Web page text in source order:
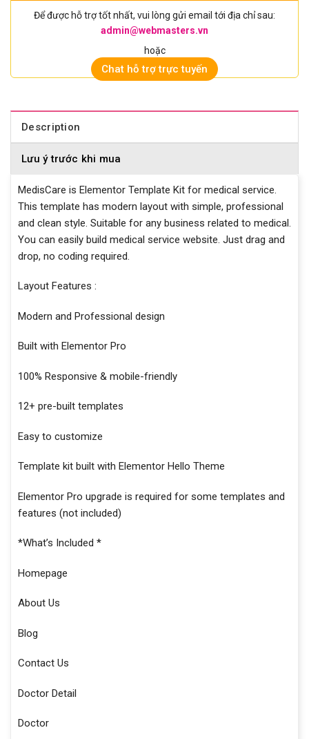
Để được hỗ trợ tốt nhất, vui lòng gửi email tới địa chỉ sau:
admin@webmasters.vn
hoặc
Chat hỗ trợ trực tuyến
Description
Lưu ý trước khi mua
MedisCare is Elementor Template Kit for medical service.
This template has modern layout with simple, professional
and clean style. Suitable for any business related to medical.
You can easily build medical service website. Just drag and
drop, no coding required.
Layout Features :
Modern and Professional design
Built with Elementor Pro
100% Responsive & mobile-friendly
12+ pre-built templates
Easy to customize
Template kit built with Elementor Hello Theme
Elementor Pro upgrade is required for some templates and
features (not included)
*What’s Included *
Homepage
About Us
Blog
Contact Us
Doctor Detail
Doctor